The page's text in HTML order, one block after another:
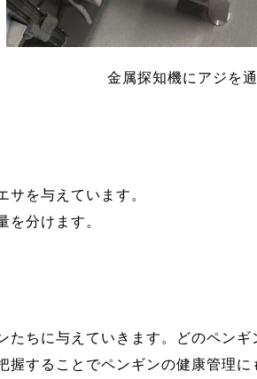
金属探知機にアジを
サを与えています。
分けます。
たちに与えていきます。どのペン
握することでペンギンの健康管理に